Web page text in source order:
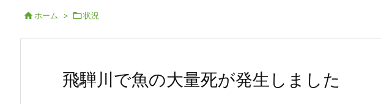
 ホーム > 状況
飛騨川で魚の大量死が発生しました